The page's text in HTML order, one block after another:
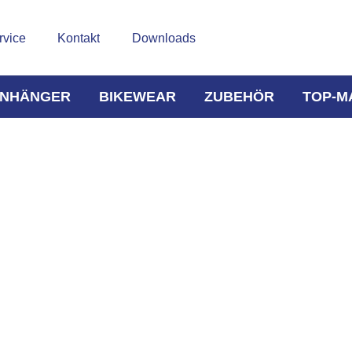
Kontakt Downloads
BIKEWEAR ZUBEHÖR TOP-